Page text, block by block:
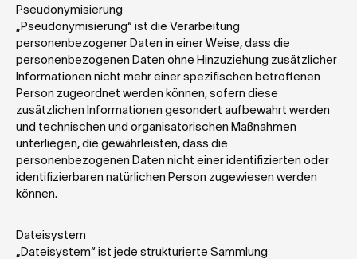
Pseudonymisierung
„Pseudonymisierung“ ist die Verarbeitung
personenbezogener Daten in einer Weise, dass die
personenbezogenen Daten ohne Hinzuziehung zusätzlicher
Informationen nicht mehr einer spezifischen betroffenen
Person zugeordnet werden können, sofern diese
zusätzlichen Informationen gesondert aufbewahrt werden
und technischen und organisatorischen Maßnahmen
unterliegen, die gewährleisten, dass die
personenbezogenen Daten nicht einer identifizierten oder
identifizierbaren natürlichen Person zugewiesen werden
können.
Dateisystem
„Dateisystem“ ist jede strukturierte Sammlung